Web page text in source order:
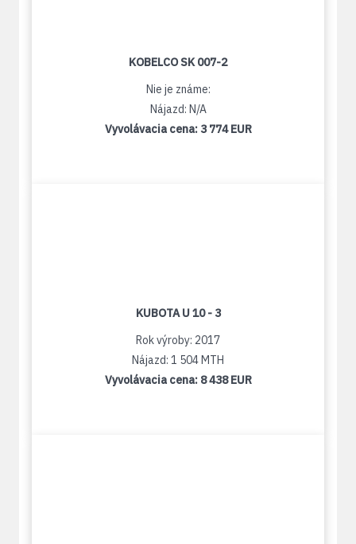
KOBELCO SK 007-2
Nie je známe:
Nájazd: N/A
Vyvolávacia cena: 3 774 EUR
KUBOTA U 10 - 3
Rok výroby: 2017
Nájazd: 1 504 MTH
Vyvolávacia cena: 8 438 EUR